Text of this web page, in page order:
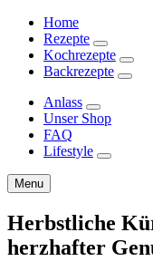
Home
Rezepte
expand
child
menu
Kochrezepte
child
Backrezepte
Anlass
expand
child
Unser Shop
FAQ
Lifestyle
expand
Search
Menu
Herbstliche
herzhafter